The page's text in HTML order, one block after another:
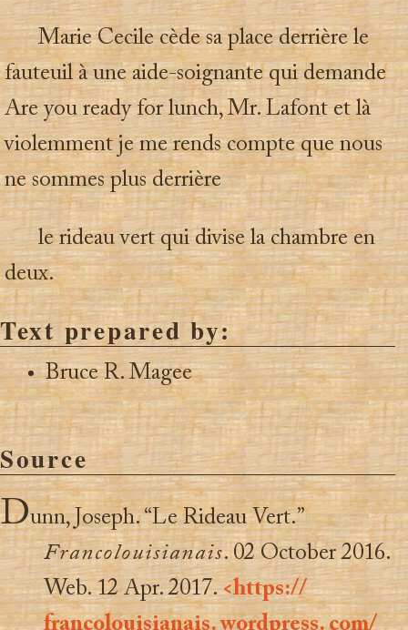
Marie Cecile cède sa place derrière le
fauteuil à une aide-soignante qui demande
Are you ready for lunch, Mr. Lafont et là
violemment je me rends compte que nous
ne sommes plus derrière
le rideau vert qui divise la chambre en
deux.
Text prepared by:
Bruce R. Magee
Source
Dunn, Joseph. “Le Rideau Vert.”
Francolouisianais. 02 October 2016.
Web. 12 Apr. 2017.<https://
francolouisianais. wordpress. com/